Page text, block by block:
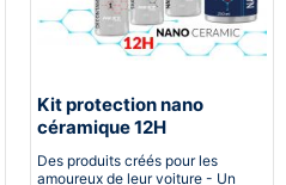
Kit protection nano
céramique 12H
Automobile
Des produits créés pour les
amoureux de leur voiture - Un